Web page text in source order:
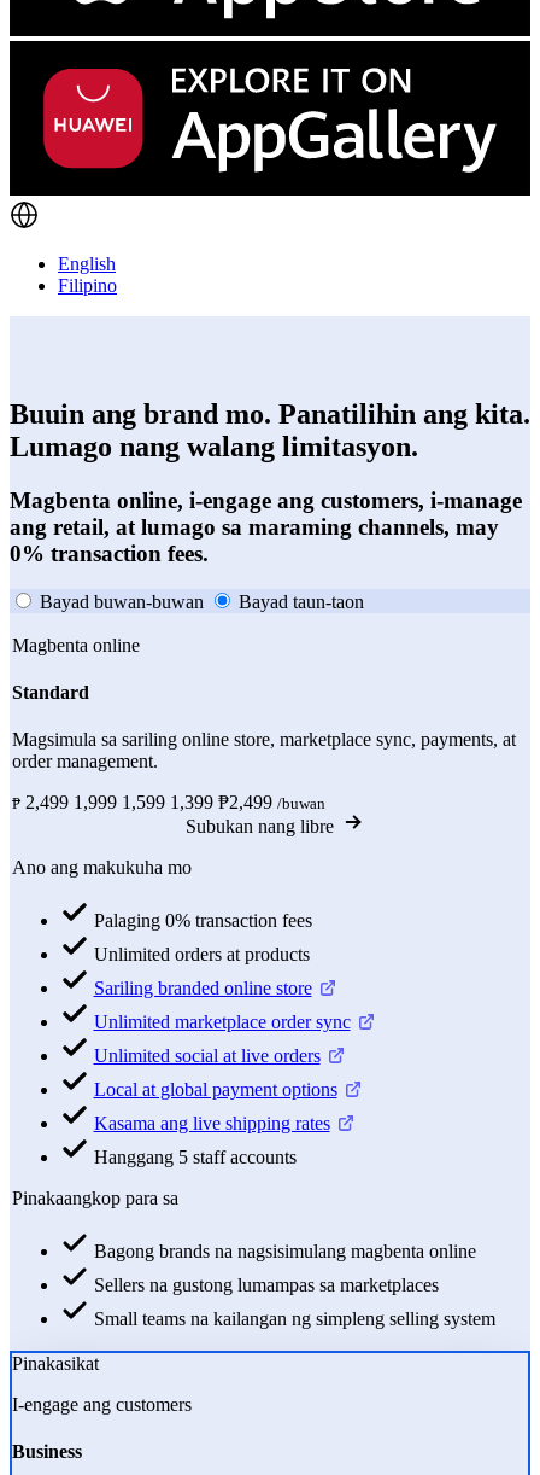
English
Filipino
Buuin ang brand mo. Panatilihin ang kita.
Lumago nang walang limitasyon.
Magbenta online, i-engage ang customers, i-manage
ang retail, at lumago sa maraming channels, may
0% transaction fees.
Bayad buwan-buwan Bayad taun-taon
Magbenta online
Standard
Magsimula sa sariling online store, marketplace sync, payments, at
order management.
₱ 2,499 1,999 1,599 1,399 ₱2,499 /buwan
Subukan nang libre
Ano ang makukuha mo
Palaging 0% transaction fees
Unlimited orders at products
Sariling branded online store
Unlimited marketplace order sync
Unlimited social at live orders
Local at global payment options
Kasama ang live shipping rates
Hanggang 5 staff accounts
Pinakaangkop para sa
Bagong brands na nagsisimulang magbenta online
Sellers na gustong lumampas sa marketplaces
Small teams na kailangan ng simpleng selling system
Pinakasikat
I-engage ang customers
Business